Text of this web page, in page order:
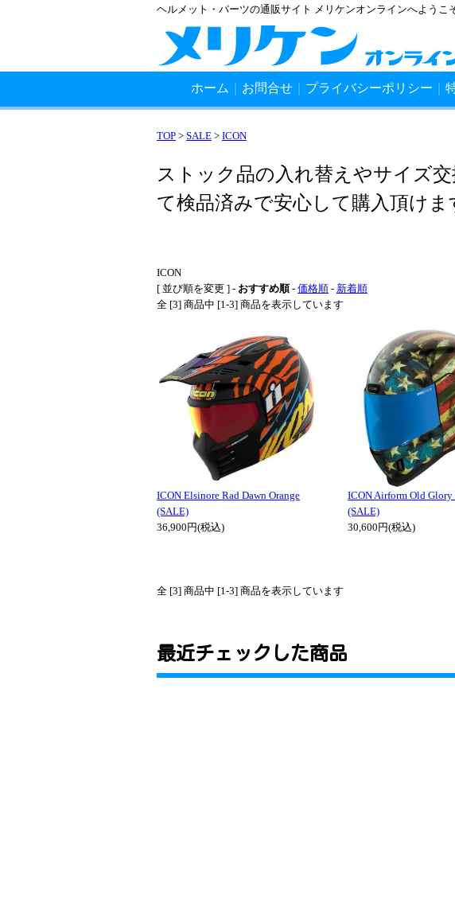
ヘルメット・パーツの通販サイト メリケンオンラインへようこ
ホーム お問合せ プライバシーポリシー
TOP > SALE > ICON
ストック品の入れ替えやサイズ
て検品済みで安心して購入頂けま
ICON
[ 並び順を変更 ] - おすすめ順- 価格順 - 新着順
全 [3] 商品中 [1-3] 商品を表示しています
ICON Elsinore Rad Dawn Orange
(SALE)
36,900円(税込)
ICON Airform Old
(SALE)
30,600円(税込)
全 [3] 商品中 [1-3] 商品を表示しています
最近チェックした商品